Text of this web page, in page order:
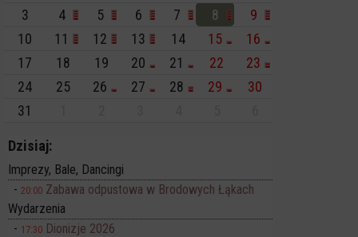
3
4 5 6 7 8
9
10
11 12 13 14 15
16
17
18 19 20 21 22
23
24
25 26 27 28 29
30
31
Dzisiaj:
Imprezy, Bale, Dancingi
20:00 Zabawa odpustowa w Brodowych Łąkach
Wydarzenia
17:30 Dionizje 2026